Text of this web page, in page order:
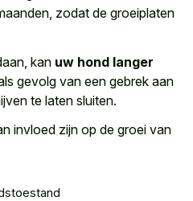
zodat de groeiplaten
kan uw hond langer
gevolg van een gebrek aan
te laten sluiten.
invloed zijn op de groei van